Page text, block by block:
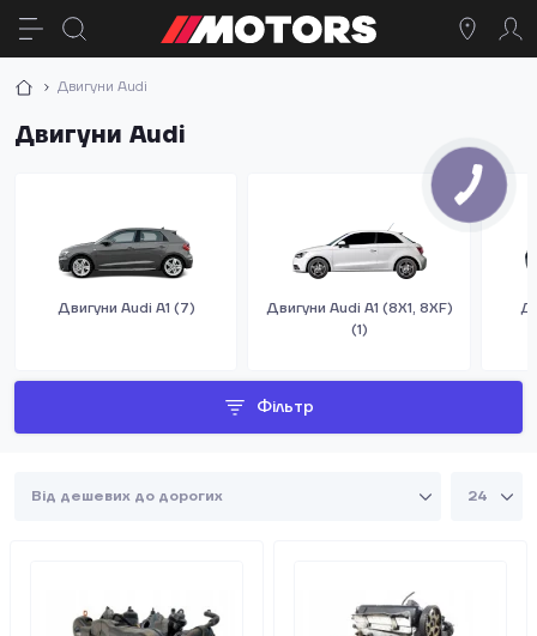
Двигуни Audi
Двигуни Audi
Двигуни Audi A1 (7)
Двигуни Audi A1 (8X1, 8XF)
(1)
Фільтр